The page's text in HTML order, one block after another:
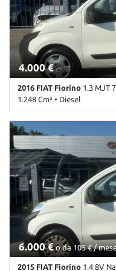
Servosterzo • USB •
4.000 €
2016 FIAT Fiorino 1.3 MJT
1.248 Cm³ • Diesel
170.000 Km • Cambio
• Airbag • Airbag
Bluetooth • Cerchioni in
telecomandata •
Fendinebbia • Filtro
Portapacchi • Porta
Servosterzo • Touch screen
6.000 €o da 105 € /
2015 FIAT Fiorino 1.4 8V